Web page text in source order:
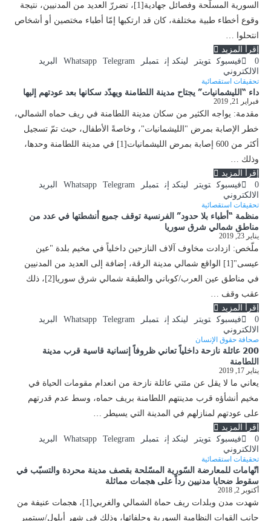
السورية المسلّحة وفصائل جهادية[1]، تضررّ العديد من المدنيين، نتيجة
وقوع أخطاء طبية مختلفة، كان قد ارتكبها إمّا أطباء مختصين أو أشخاص
انتحلوا …
إقرأ المزيد
0
فيسبوك تويتر لينكد إن تمبلر Whatsapp Telegram
البريد
الالكتروني
تحقيقات استقصائية
داء “الليشمانيات” يجتاح مدينة اللطامنة ويهدّد سكانها بعد عودتهم إليها
فبراير 21, 2019
مقدمة: يواجه الكثير من سكان مدينة اللطامنة في ريف حماه الشمالي،
خطر الإصابة بمرض "الليشمانيات"، وخاصةً الأطفال، حيث تمّ تسجيل
أكثر من 600 إصابة بمرض الليشمانيات[1] في مدينة اللطامنة وحدها،
وذلك …
إقرأ المزيد
0
فيسبوك تويتر لينكد إن تمبلر Whatsapp Telegram
البريد
الالكتروني
تحقيقات استقصائية
منظمة “أطباء بلا حدود” الفرنسية توقف جميع أنشطتها في عدد من
مناطق شمالي شرق سوريا
يناير 23, 2019
ملّخص: ازدادت مخاوف آلاف النازحين داخلياً في مخيم بلدة "عين
عيسى"[1] الواقع شمالي مدينة الرقة، إضافة إلى العديد من المدنيين
في مناطق عين العرب/كوباني والطبقة شمالي شرق سوريا[2]، ذلك
عقب وقف …
إقرأ المزيد
0
فيسبوك تويتر لينكد إن تمبلر Whatsapp Telegram
البريد
الالكتروني
صحافة حقوق الإنسان
200 عائلة نازحة داخلياً تعاني ظروفاً إنسانية قاسية قرب مدينة
اللطامنة
يناير 17, 2019
يعاني ما لا يقل عن مئتي عائلة نازحة من انعدام مقومات الحياة في
مخيم أنشأؤه قرب مدينتهم اللطامنة بريف حماه، وسط عدم قدرتهم
على عودتهم لمنازلهم في المدينة التي يسيطر …
إقرأ المزيد
0
فيسبوك تويتر لينكد إن تمبلر Whatsapp Telegram
البريد
الالكتروني
تحقيقات استقصائية
اتّهامات للمعارضة السّورية المسّلحة بقصف مدينة محردة والتسبّب في
سقوط ضحايا مدنيين رداً على هجمات مماثلة
أكتوبر 2, 2018
شهدت مدن وبلدات ريف حماة الشمالي والغربي[1]، هجمات عنيفة من
جانب القوات النظامية السورية وحلفائها، وذلك في شهر أيلول/سبتمبر